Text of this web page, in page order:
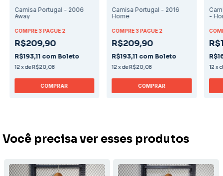
Camisa Portugal - 2006
Away
COMPRE 3 PAGUE 2
R$209,90
R$193,11 com Boleto
12xde R$20,08
COMPRAR
Camisa Portugal - 2016
Home
COMPRE 3 PAGUE 2
R$209,90
R$193,11 com Boleto
12xde R$20,08
COMPRAR
-
12 x
Você precisa ver esses produtos